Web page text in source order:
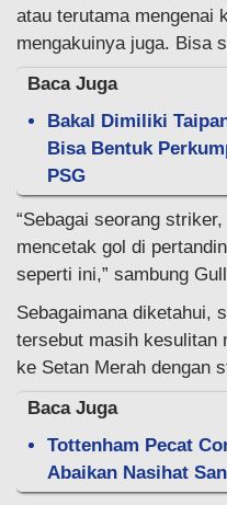
atau terutama mengenai
mengakuinya juga. Bisa
Baca Juga
Bakal Dimiliki
Bisa Bentuk
PSG
“Sebagai seorang
mencetak gol di
seperti ini,” sambung
Sebagaimana diketahui,
tersebut masih kesulitan
ke Setan Merah dengan
Baca Juga
Tottenham Pecat
Abaikan Nasihat